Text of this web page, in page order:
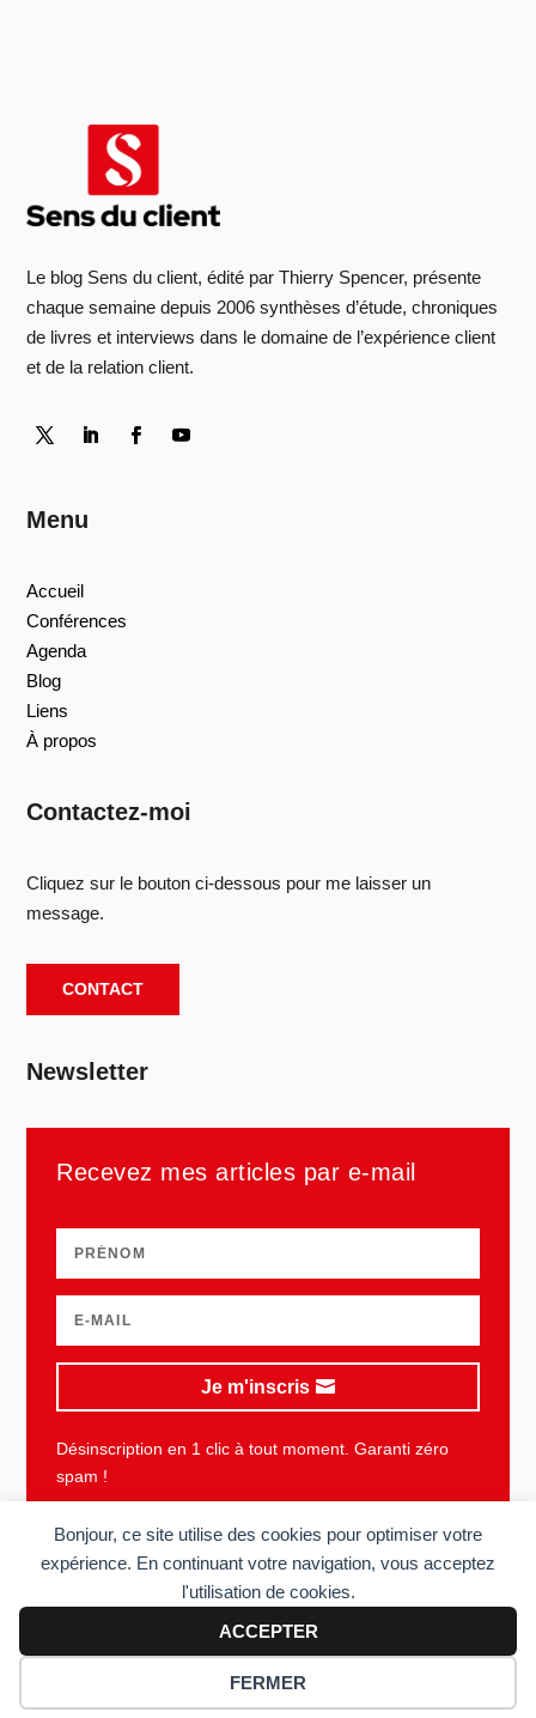
Bonjour, ce site utilise des cookies pour optimiser votre
expérience. En continuant votre navigation, vous acceptez
l'utilisation de cookies.
ACCEPTER
FERMER
Le blog Sens du client, édité par Thierry Spencer, présente
chaque semaine depuis 2006 synthèses d’étude, chroniques
de livres et interviews dans le domaine de l’expérience client
et de la relation client.
Menu
Accueil
Conférences
Agenda
Blog
Liens
À propos
Contactez-moi
Cliquez sur le bouton ci-dessous pour me laisser un
message.
CONTACT
Newsletter
Recevez mes articles par e-mail
Je m'inscris
Désinscription en 1 clic à tout moment. Garanti zéro
spam !
Plan du site Mentions légales Vie privée
Copyright © 2006-2026 Sens du client. Tous droits réservés. Réalisé
parAcolyte.